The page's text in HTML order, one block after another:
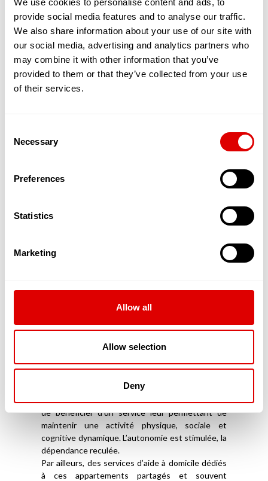
We use cookies to personalise content and ads, to
provide social media features and to analyse our traffic.
We also share information about your use of our site with
our social media, advertising and analytics partners who
may combine it with other information that you’ve
provided to them or that they’ve collected from your use
of their services.
Selection
Necessary
Preferences
Statistics
Marketing
Allow all
Allow selection
Deny
qui leur délivre une autorisation de
fonctionnement, qui les évalue et qui leur
donnent quelques moyens financiers
succincts pour financer le soin et la
dépendance de leurs résidents. Ces
résidences peuvent accueillir à titre
dérogatoire des personnes dont la
d’Accompagnement A Domicile), ou d’un
(Services de Soins Infirmiers A
partenariats ont été signées avec des
Appartements en coliving et maisonnées en
sont les «
» ou les «
maximum. Tous vivent sous le même toit, en
bénéficiant de chambres et de toilettes privées.
restaurants sont communs.
L’objectif est de favoriser les interactions, le
nouvelles solutions qui émergent permettent
ainsi aux séniors, en quête de sécurité et d’amitié
de bénéficier d’un service leur permettant de
maintenir une activité physique, sociale et
cognitive dynamique. L’autonomie est stimulée, la
dépendance reculée.
Par ailleurs, des services d’aide à domicile dédiés
à ces appartements partagés et souvent